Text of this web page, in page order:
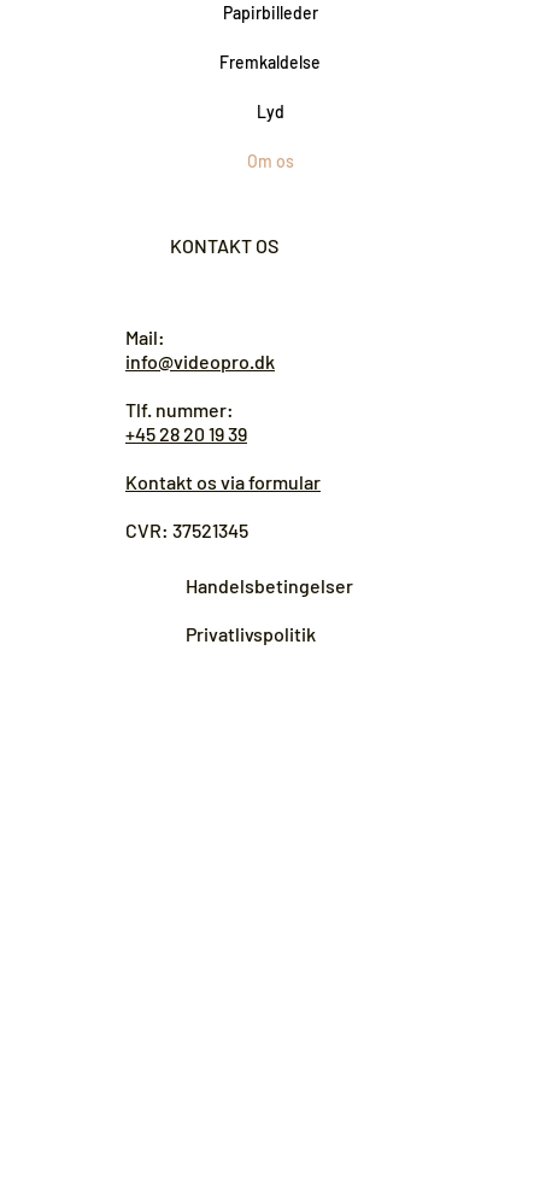
Papirbilleder
Fremkaldelse
Lyd
Om os
KONTAKT OS
Mail:
info@videopro.dk
Tlf. nummer:
+45 28 20 19 39
Kontakt os via formular
CVR: 37521345
Handelsbetingelser
Privatlivspolitik